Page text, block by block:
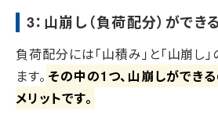
3：山崩し（負荷配分）ができる
負荷配分には「山積み」と「山崩し
ます。 その中の1つ、山崩しができ
メリットです。